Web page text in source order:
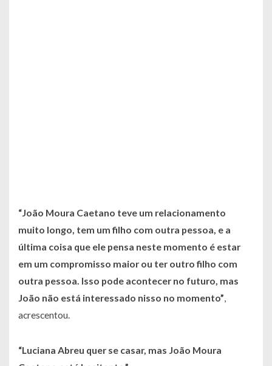
“João Moura Caetano teve um relacionamento
muito longo, tem um filho com outra pessoa, e a
última coisa que ele pensa neste momento é estar
em um compromisso maior ou ter outro filho com
outra pessoa. Isso pode acontecer no futuro, mas
João não está interessado nisso no momento”,
acrescentou.
“Luciana Abreu quer se casar, mas João Moura